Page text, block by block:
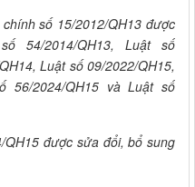
số 15/2012/QH13 được
54/2014/QH13, Luật số
Luật số 09/2022/QH15,
56/2024/QH15 và Luật số
được sửa đổi, bổ sung